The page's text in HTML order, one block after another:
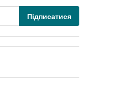
Підписатися